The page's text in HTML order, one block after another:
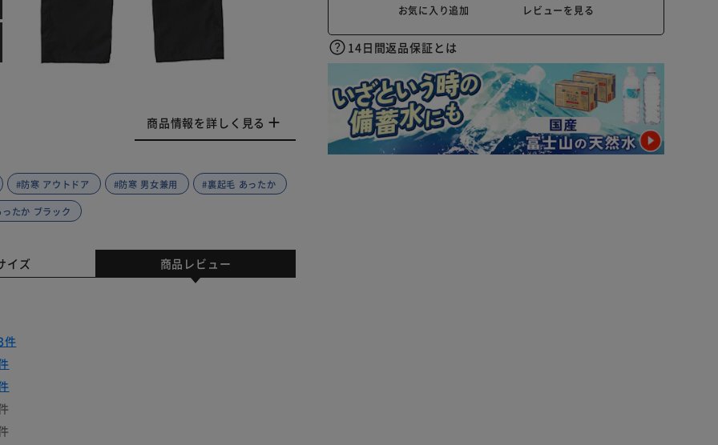
商品情報を詳しく見る
#防寒 アウトドア #防寒 男女兼用 #裏起毛 あったか
ったか ブラック
お気に入り追加 レビューを見る
14日間返品保証とは
イズ 商品レビュー
件